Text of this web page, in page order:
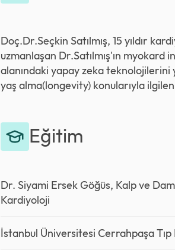
Doç.Dr.Seçkin Satılmış, 15 yıldır
uzmanlaşan Dr.Satılmış'ın
alanındaki yapay zeka teknolojilerini
yaş alma(longevity) konularıyla
Eğitim
Dr. Siyami Ersek Göğüs, Kalp ve
Kardiyoloji
İstanbul Üniversitesi Cerrahpaşa Tıp